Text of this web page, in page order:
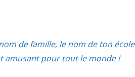
de famille, le nom de ton école
amusant pour tout le monde !